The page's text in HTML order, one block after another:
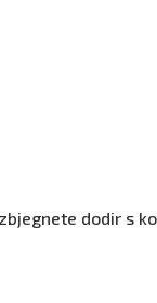
dodir s